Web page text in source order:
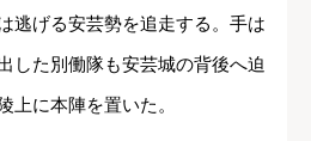
逃げる安芸勢を追走する。手は
した別働隊も安芸城の背後へ迫
上に本陣を置いた。